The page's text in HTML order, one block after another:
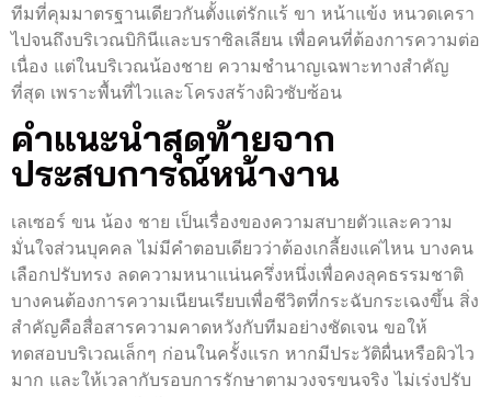
ทีมที่คุมมาตรฐานเดียวกันตั้งแต่รักแร้ ขา หน้าแข้ง หนวดเครา
ไปจนถึงบริเวณบิกินีและบราซิลเลียน เพื่อคนที่ต้องการความต่อ
เนื่อง แต่ในบริเวณน้องชาย ความชำนาญเฉพาะทางสำคัญ
ที่สุด เพราะพื้นที่ไวและโครงสร้างผิวซับซ้อน
คำแนะนำสุดท้ายจาก
ประสบการณ์หน้างาน
เลเซอร์ ขน น้อง ชาย เป็นเรื่องของความสบายตัวและความ
มั่นใจส่วนบุคคล ไม่มีคำตอบเดียวว่าต้องเกลี้ยงแค่ไหน บางคน
เลือกปรับทรง ลดความหนาแน่นครึ่งหนึ่งเพื่อคงลุคธรรมชาติ
บางคนต้องการความเนียนเรียบเพื่อชีวิตที่กระฉับกระเฉงขึ้น สิ่ง
สำคัญคือสื่อสารความคาดหวังกับทีมอย่างชัดเจน ขอให้
ทดสอบบริเวณเล็กๆ ก่อนในครั้งแรก หากมีประวัติผื่นหรือผิวไว
มาก และให้เวลากับรอบการรักษาตามวงจรขนจริง ไม่เร่งปรับ